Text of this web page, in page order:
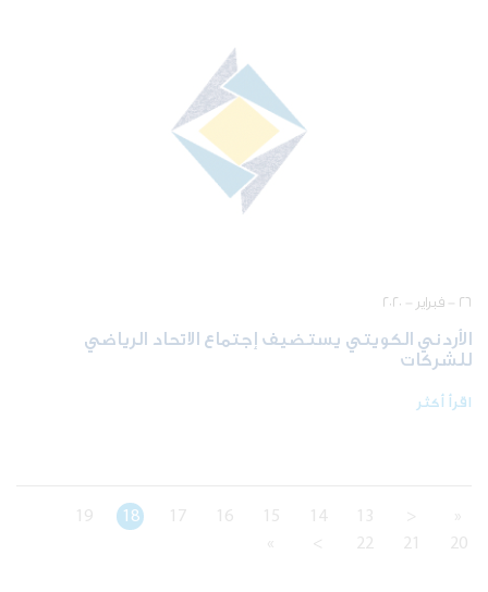
٢٦ - فبراير - ٢٠٢٠
الأردني الكويتي يستضيف إجتماع الاتحاد الرياضي
للشركات
اقرأ أكثر
13
14
15
16
17
18
19
20
21
22
>